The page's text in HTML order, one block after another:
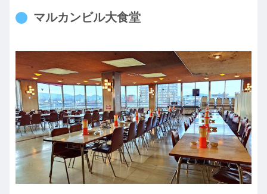
マルカンビル大食堂